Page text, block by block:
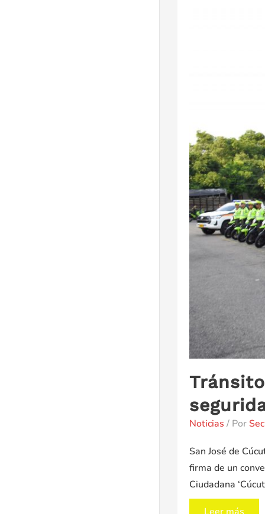
Noticias / Por
San José de
firma de un
Ciudadana
Tránsito